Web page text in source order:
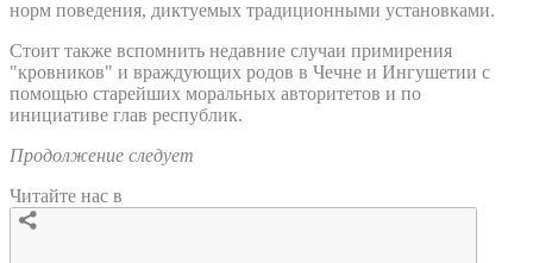
норм поведения, диктуемых традиционными установками.
Стоит также вспомнить недавние случаи примирения
"кровников" и враждующих родов в Чечне и Ингушетии с
помощью старейших моральных авторитетов и по
инициативе глав республик.
Продолжение следует
Читайте нас в